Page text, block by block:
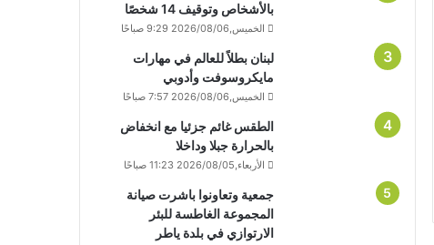
بالأشخاص وتوقيف 14 شخصًا
الخميس,2026/08/06 9:29 صباحًا
لبنان بطلاً للعالم في مهارات
مايكروسوفت وأدوبي
الخميس,2026/08/06 7:57 صباحًا
الطقس غائم جزئيا مع انخفاض
بالحرارة جبلا وداخلا
الأربعاء,2026/08/05 11:23 صباحًا
جمعية وتعاونوا باشرت صيانة
المجموعة الغاطسة للبئر
الارتوازي في بلدة ياطر